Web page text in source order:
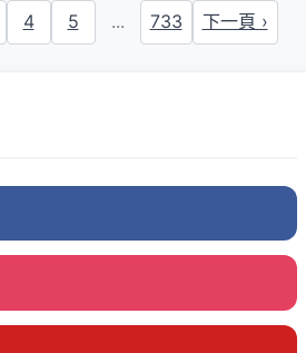
4 5 ... 733 下一頁 ›